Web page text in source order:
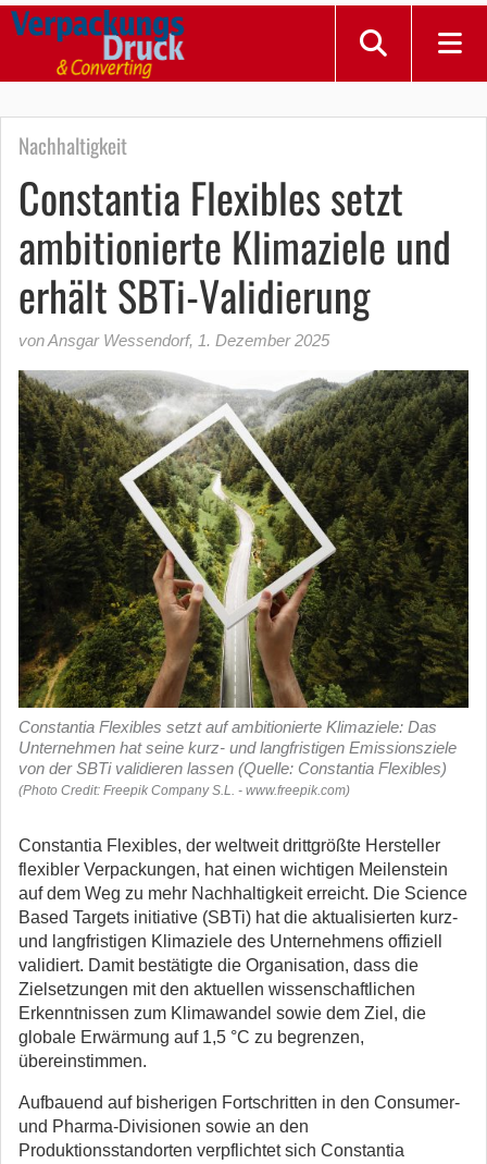
Nachhaltigkeit
Constantia Flexibles setzt
ambitionierte Klimaziele und
erhält SBTi-Validierung
von Ansgar Wessendorf, 1. Dezember 2025
Constantia Flexibles setzt auf ambitionierte Klimaziele: Das
Unternehmen hat seine kurz- und langfristigen Emissionsziele
von der SBTi validieren lassen (Quelle: Constantia Flexibles)
(Photo Credit: Freepik Company S.L. - www.freepik.com)
Constantia Flexibles, der weltweit drittgrößte Hersteller
flexibler Verpackungen, hat einen wichtigen Meilenstein
auf dem Weg zu mehr Nachhaltigkeit erreicht. Die Science
Based Targets initiative (SBTi) hat die aktualisierten kurz-
und langfristigen Klimaziele des Unternehmens offiziell
validiert. Damit bestätigte die Organisation, dass die
Zielsetzungen mit den aktuellen wissenschaftlichen
Erkenntnissen zum Klimawandel sowie dem Ziel, die
globale Erwärmung auf 1,5 °C zu begrenzen,
übereinstimmen.
Aufbauend auf bisherigen Fortschritten in den Consumer-
und Pharma-Divisionen sowie an den
Produktionsstandorten verpflichtet sich Constantia